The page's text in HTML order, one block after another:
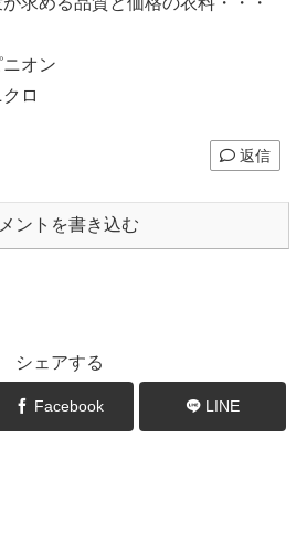
オン
ロ
返信
ントを書き込む
シェアする
Facebook LINE